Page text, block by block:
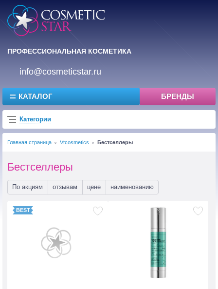
ПРОФЕССИОНАЛЬНАЯ КОСМЕТИКА
info@cosmeticstar.ru
КАТАЛОГ БРЕНДЫ
Категории
Главная страница Vtcosmetics Бестселлеры
Бестселлеры
По акциям отзывам цене наименованию